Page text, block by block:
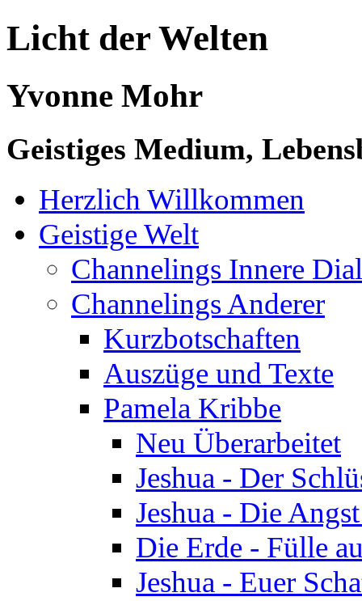
Licht der Welten
Yvonne Mohr
Geistiges Medium,
Herzlich Willkommen
Geistige Welt
Channelings Innere
Channelings Anderer
Kurzbotschaften
Auszüge und Texte
Pamela Kribbe
Neu Überarbeitet
Jeshua - Der
Jeshua - Die
Die Erde - Fülle
Jeshua - Euer